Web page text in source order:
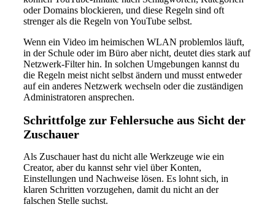
oder Domains blockieren, und diese Regeln sind oft
strenger als die Regeln von YouTube selbst.
Wenn ein Video im heimischen WLAN problemlos läuft,
in der Schule oder im Büro aber nicht, deutet dies stark auf
Netzwerk-Filter hin. In solchen Umgebungen kannst du
die Regeln meist nicht selbst ändern und musst entweder
auf ein anderes Netzwerk wechseln oder die zuständigen
Administratoren ansprechen.
Schrittfolge zur Fehlersuche aus Sicht der
Zuschauer
Als Zuschauer hast du nicht alle Werkzeuge wie ein
Creator, aber du kannst sehr viel über Konten,
Einstellungen und Nachweise lösen. Es lohnt sich, in
klaren Schritten vorzugehen, damit du nicht an der
falschen Stelle suchst.